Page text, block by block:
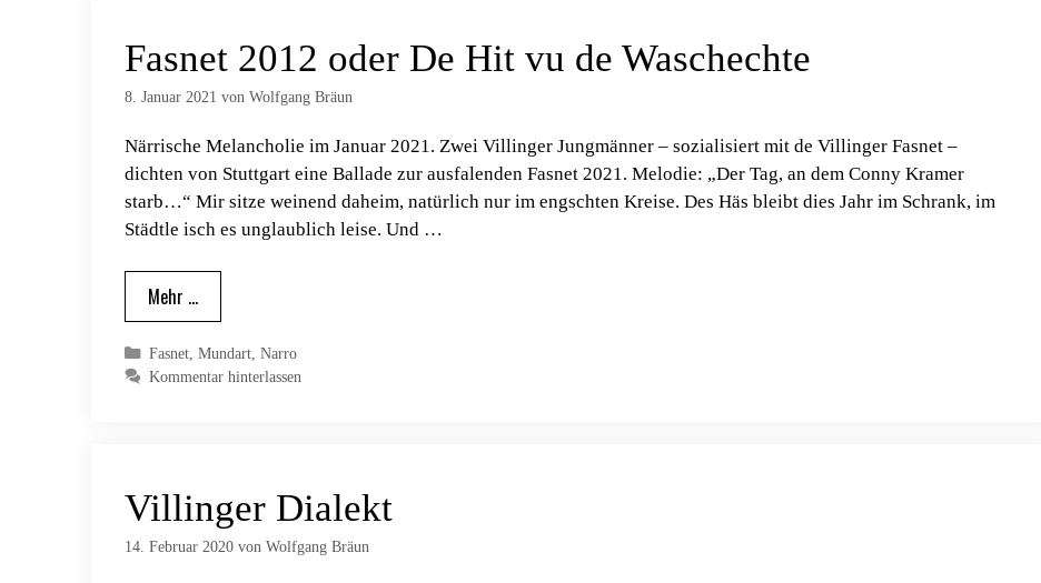
Fasnet 2012 oder De Hit vu de Waschechte
8. Januar 2021 von Wolfgang Bräun
Närrische Melancholie im Januar 2021. Zwei Villinger Jungmänner – sozialisiert mit de Villinger Fasnet –
dichten von Stuttgart eine Ballade zur ausfalenden Fasnet 2021. Melodie: „Der Tag, an dem Conny Kramer
starb…“ Mir sitze weinend daheim, natürlich nur im engschten Kreise. Des Häs bleibt dies Jahr im Schrank, im
Städtle isch es unglaublich leise. Und …
Mehr …
Kategorien
Fasnet, Mundart, Narro
Kommentar hinterlassen
Villinger Dialekt
14. Februar 2020 von Wolfgang Bräun